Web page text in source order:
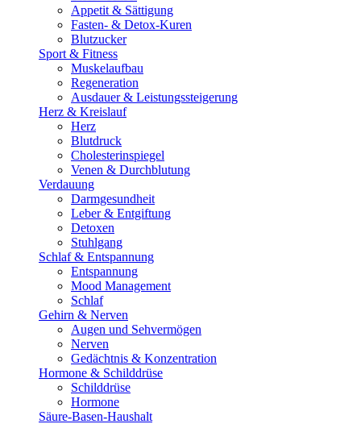
Appetit & Sättigung
Fasten- & Detox-Kuren
Blutzucker
Sport & Fitness
Muskelaufbau
Regeneration
Ausdauer & Leistungssteigerung
Herz & Kreislauf
Herz
Blutdruck
Cholesterinspiegel
Venen & Durchblutung
Verdauung
Darmgesundheit
Leber & Entgiftung
Detoxen
Stuhlgang
Schlaf & Entspannung
Entspannung
Mood Management
Schlaf
Gehirn & Nerven
Augen und Sehvermögen
Nerven
Gedächtnis & Konzentration
Hormone & Schilddrüse
Schilddrüse
Hormone
Säure-Basen-Haushalt